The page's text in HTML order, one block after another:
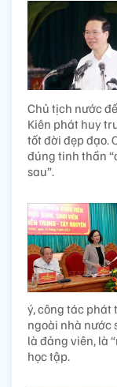
Chủ tịch nước
Kiên phát huy
tốt đời đẹp đạo.
đúng tinh thần
sau”.
ý, công tác
ngoài nhà nước
là đảng viên, là
học tập.